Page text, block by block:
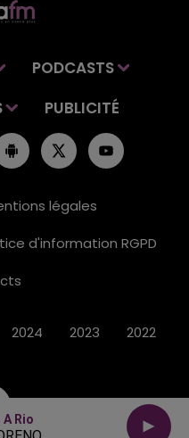
A Rio
PODCASTS
PUBLICITÉ
légales
d'information RGPD
2024 2023 2022